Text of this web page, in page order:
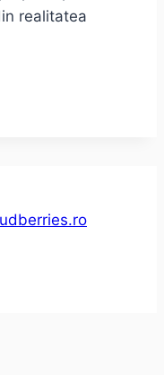
realitatea